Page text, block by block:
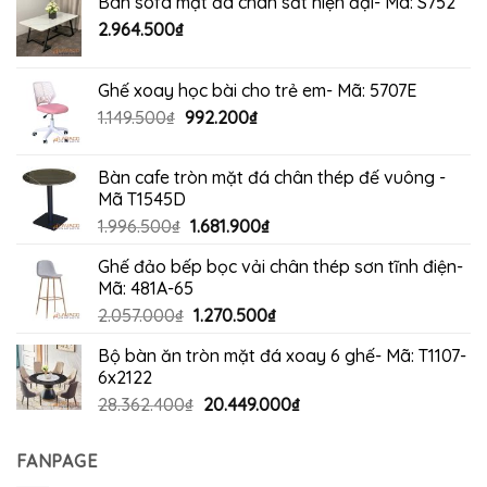
2.964.500₫
Ghế xoay học bài cho trẻ em- Mã: 5707E
1.149.500₫ Giá
1.149.500₫.
992.200₫Giá
là:
Bàn cafe tròn mặt đá chân thép đế vuông -
Mã T1545D
1.996.500₫ Giá
là:
1.996.500₫.
1.681.900₫Giá
tại
1.681.900₫.
Ghế đảo bếp bọc vải chân thép sơn tĩnh điện-
Mã: 481A-65
2.057.000₫ Giá
là:
1.270.500₫Giá
tại
1.270.500₫.
Bộ bàn ăn tròn mặt đá xoay 6 ghế- Mã: T1107-
6x2122
28.362.400₫ Giá
20.449.000₫Giá
FANPAGE